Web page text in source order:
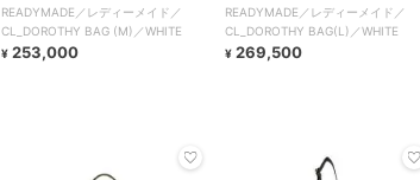
READYMADE／レディーメイド／
CL_DOROTHY BAG (M)／WHITE
¥ 253,000
READYMADE／レディーメイド／
CL_DOROTHY BAG(L)／WHITE
¥ 269,500